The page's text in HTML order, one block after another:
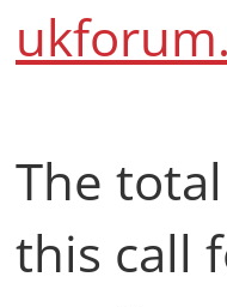
The
this call